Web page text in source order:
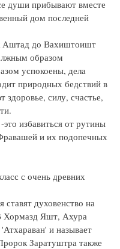
души прибывают вместе
дом последней
Аштад до Вахиштоишт
образом
успокоены, дела
природных бедствий в
силу, счастье,
избавиться от рутины
и их подопечных
с очень древних
духовенство на
Хормазд Яшт, Ахура
и называет
Заратуштра также